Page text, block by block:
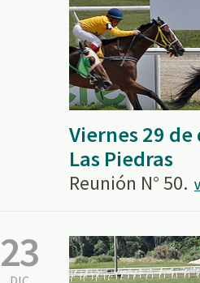
Viernes 29
Las Piedras
Reunión N° 50.
23